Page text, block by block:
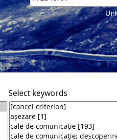
Select keywords